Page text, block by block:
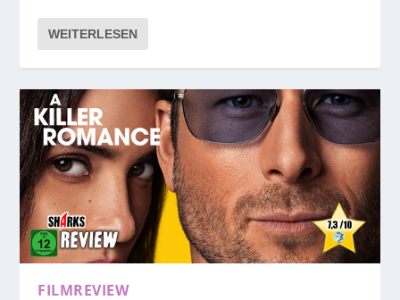
WEITERLESEN
FILMREVIEW